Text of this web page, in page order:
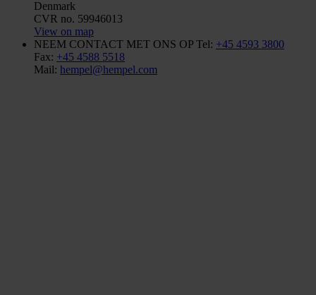
Denmark
CVR no. 59946013
View on map
NEEM CONTACT MET ONS OP Tel: +45 4593 3800
Fax: +45 4588 5518
Mail: hempel@hempel.com